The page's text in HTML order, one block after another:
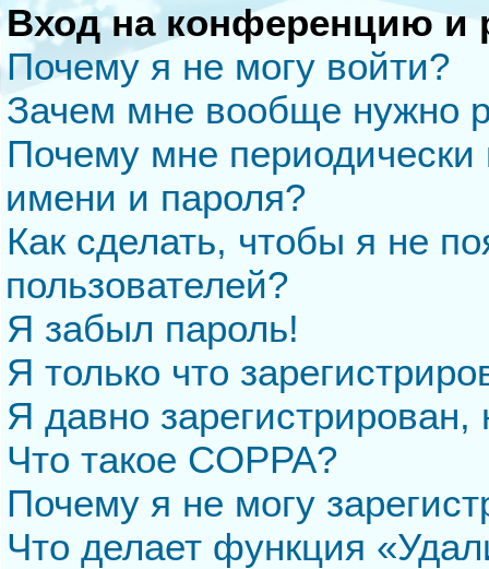
Вход на конференцию и
Почему я не могу войти?
Зачем мне вообще нужно
Почему мне периодически
имени и пароля?
Как сделать, чтобы я не
пользователей?
Я забыл пароль!
Я только что
Я давно
Что такое COPPA?
Почему я не могу
Что делает функция